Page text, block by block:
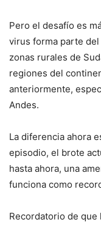
Pero el desafío es
virus forma parte
zonas rurales de
regiones del
anteriormente,
Andes.
La diferencia ahora
episodio, el brote
hasta ahora, una
funciona como
Recordatorio de